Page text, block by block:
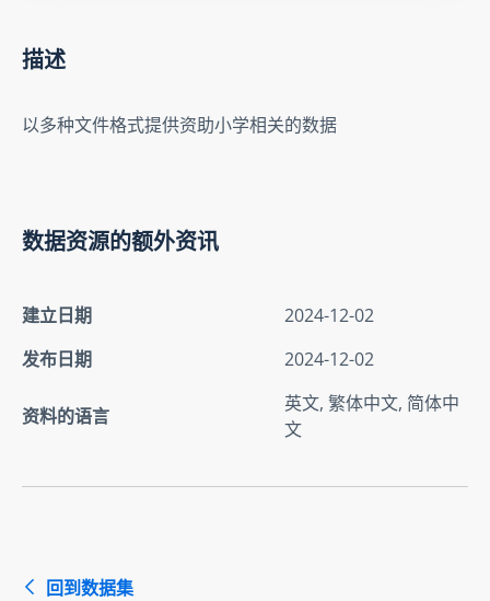
描述
以多种文件格式提供资助小学相关的数据
数据资源的额外资讯
建立日期
2024-12-02
发布日期
2024-12-02
资料的语言
英文, 繁体中文, 简体中
文
回到数据集